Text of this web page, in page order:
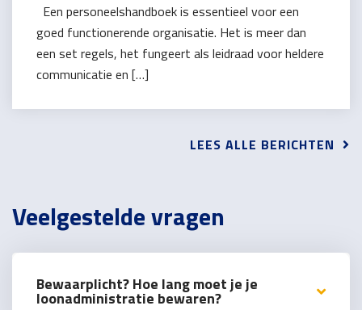
Een personeelshandboek is essentieel voor een
goed functionerende organisatie. Het is meer dan
een set regels, het fungeert als leidraad voor heldere
communicatie en […]
LEES ALLE BERICHTEN
Veelgestelde vragen
Bewaarplicht? Hoe lang moet je je
loonadministratie bewaren?